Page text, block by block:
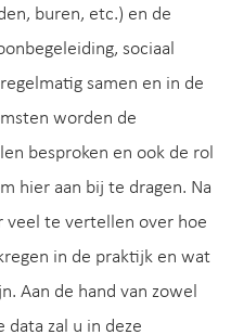
buren, etc.) en de
sociaal
samen en in de
worden de
besproken en ook de rol
hier aan bij te dragen. Na
veel te vertellen over hoe
in de praktijk en wat
Aan de hand van zowel
zal u in deze